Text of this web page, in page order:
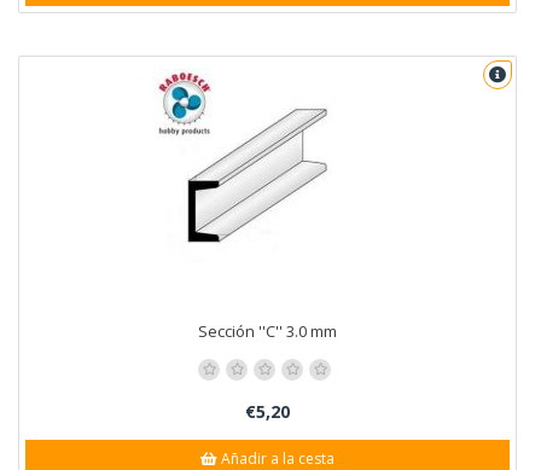
Sección ''C'' 3.0 mm
€5,20
Añadir a la cesta